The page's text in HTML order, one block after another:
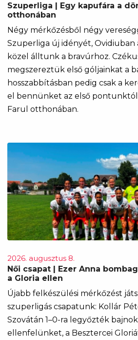
Szuperliga | Egy kapufára a
otthonában
Négy mérkőzésből négy
Szuperliga új idényét, Ovidiuban
közel álltunk a bravúrhoz.
megszereztük első góljainkat a
hosszabbításban pedig csak a
el bennünket az első pontunktól
Farul otthonában.
2026. augusztus 8.
Női csapat | Ezer Anna
a Gloria ellen
Újabb felkészülési mérkőzést
szuperligás csapatunk: Kollár
Szovátán 1–0-ra legyőzték
ellenfelünket, a Besztercei